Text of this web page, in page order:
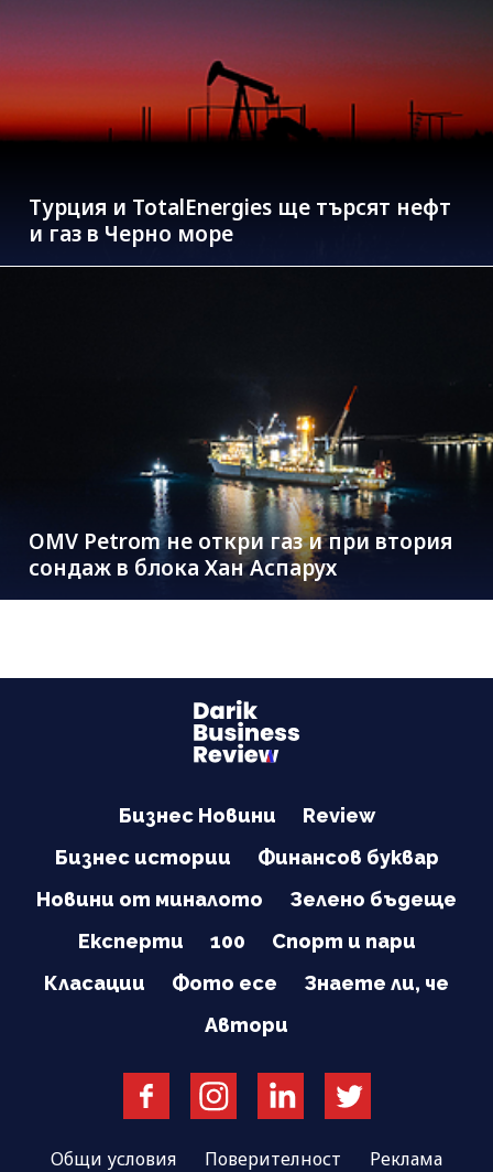
Турция и TotalEnergies ще търсят нефт
и газ в Черно море
OMV Petrom не откри газ и при втория
сондаж в блока Хан Аспарух
Бизнес Новини
Review
Бизнес истории
Финансов буквар
Новини от миналото
Зелено бъдеще
Експерти
100
Спорт и пари
Класации
Фото есе
Знаете ли, че
Автори
Общи условия Поверителност Реклама